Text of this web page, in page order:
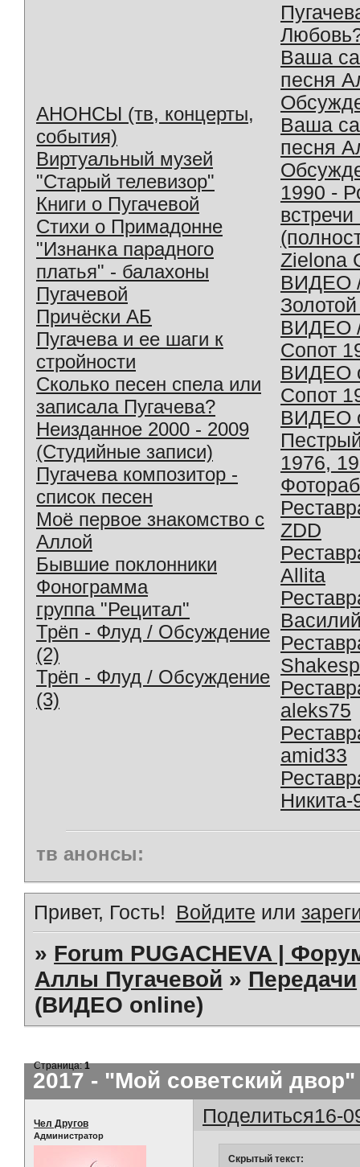
АНОНСЫ (тв, концерты,
события)
Виртуальный музей
"Старый телевизор"
Книги о Пугачевой
Стихи о Примадонне
"Изнанка парадного
платья" - балахоны
Пугачевой
Причёски АБ
Пугачева и ее шаги к
стройности
Сколько песен спела или
записала Пугачева?
Неизданное 2000 - 2009
(Студийные записи)
Пугачева композитор -
список песен
Моё первое знакомство с
Аллой
Бывшие поклонники
Фонограмма
группа "Рецитал"
Трёп - Флуд / Обсуждение
(2)
Трёп - Флуд / Обсуждение
(3)
Ваша
песня
Ваша
песня
1990 -
Zielona
ВИДЕО
ВИДЕО
Сопот
ВИДЕО
Сопот
ВИДЕО
1976,
ZDD
Allita
aleks75
amid33
Никита-
тв анонсы:
Привет, Гость! Войдите или
» Forum PUGACHEVA |
Аллы Пугачевой » Передачи
(ВИДЕО online)
2017 - "Мой советский
Страница:1
Поделиться16-
Чел Другов
Администратор
Скрытый текст: